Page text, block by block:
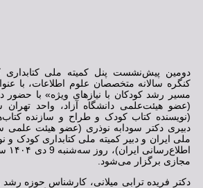
دومین پیش‌نشست پنل کمیته ملی کتابداری
کنگره سالانه متخصصان علوم اطلاعات، با
مسیر رشد کودکان با نیازهای ویژه» با حضور
(عضو هیئت‌علمی دانشگاه آزاد، واحد
(نویسنده کتاب کودک و طراح و سازنده
دبیری دکتر سودابه نوذری (عضو هیئت علمی
ملی ایران و دبیر کمیته ملی کتابداری کودک و
مجازی برگزار می‌شود.
دکتر فریده ترابی میلانی، کارشناس حوزه رشد